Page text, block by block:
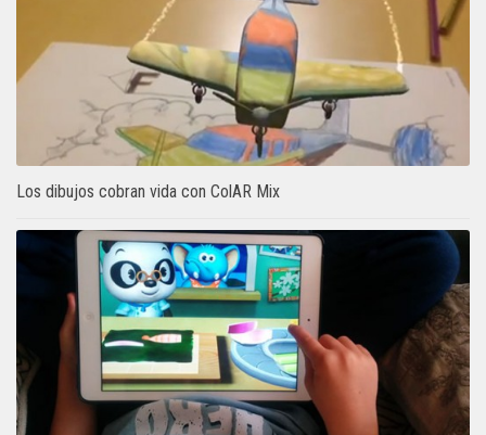
Los dibujos cobran vida con ColAR Mix